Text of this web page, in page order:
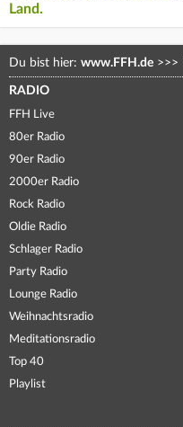
Land.
Du bist hier: www.FFH.de >>>
RADIO
FFH Live
80er Radio
90er Radio
2000er Radio
Rock Radio
Oldie Radio
Schlager Radio
Party Radio
Lounge Radio
Weihnachtsradio
Meditationsradio
Top 40
Playlist